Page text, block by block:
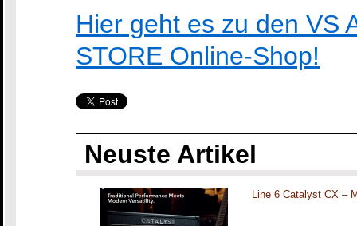
Hier geht es zu den VS
STORE Online-Shop!
Neuste Artikel
Line 6 Catalyst CX –